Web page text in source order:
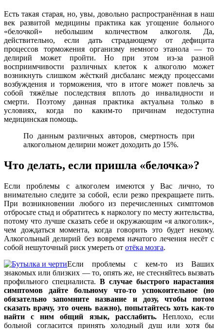
Есть такая старая, но, увы, довольно распространённая в наш
век развитой медицины практика как угощение больного
«белочкой» небольшим количеством алкоголя. Да,
действительно, если дать страдающему от дефицита
процессов торможения организму немного этанола — то
делирий может пройти. Но при этом из-за разной
восприимчивости различных клеток к алкоголю может
возникнуть слишком жёсткий дисбаланс между процессами
возбуждения и торможения, что в итоге может повлечь за
собой тяжёлые последствия вплоть до инвалидности и
смерти. Поэтому данная практика актуальна только в
условиях, когда по каким-то причинам недоступна
медицинская помощь.
По данным различных авторов, смертность при
алкогольном делирии может доходить до 15%.
Что делать, если пришла «белочка»?
Если проблемы с алкоголем имеются у Вас лично, то
внимательно следите за собой, если резко прекращаете пить.
При возникновении любого из перечисленных симптомов
отбросьте стыд и обратитесь к наркологу по месту жительства,
потому что лучше сказать себе и окружающим «я алкоголик»,
чем дождаться момента, когда говорить это будет некому.
Алкогольный делирий без вовремя начатого лечения несёт с
собой нешуточный риск умереть от отёка мозга.
Если проблемы с кем-то из Ваших
знакомых или близких — то, опять же, не стесняйтесь вызвать
профильного специалиста. В случае быстрого нарастания
симптомов дайте больному что-то успокоительное (но
обязательно запомните название и дозу, чтобы потом
сказать врачу, это очень важно), попытайтесь хоть как-то
найти с ним общий язык, расслабить.Неплохо, если
больной согласится принять холодный душ или хотя бы